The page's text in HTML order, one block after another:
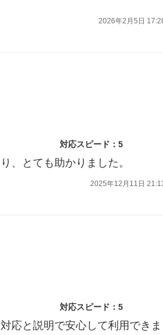
2026年2月5日
対応スピード：5
、とても助かりました。
2025年12月11日
対応スピード：5
応と説明で安心して利用できま